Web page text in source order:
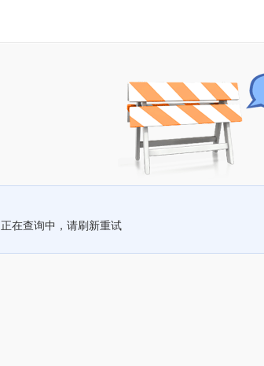
正在查询中，请刷新重试